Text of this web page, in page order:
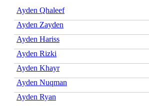
Ayden Qhaleef
Ayden Zayden
Ayden Hariss
Ayden Rizki
Ayden Khayr
Ayden Nuqman
Ayden Ryan